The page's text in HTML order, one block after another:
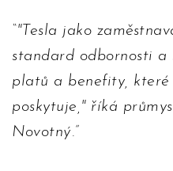
"Tesla jako
standard odbornosti
platů a benefity, které
poskytuje," říká
Novotný.